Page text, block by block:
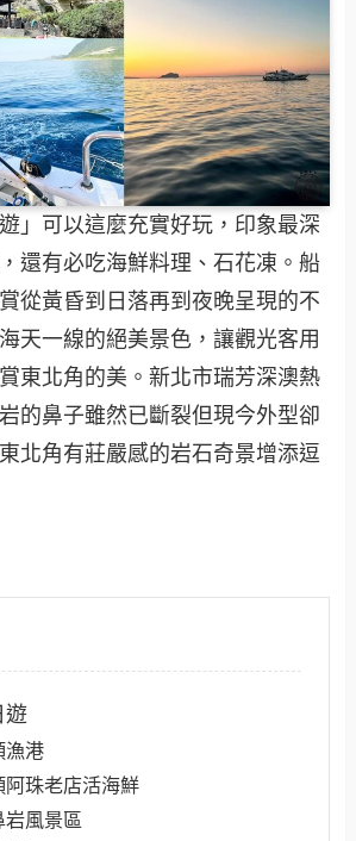
」可以這麼充實好玩，印象最深
還有必吃海鮮料理、石花凍。船
從黃昏到日落再到夜晚呈現的不
天一線的絕美景色，讓觀光客用
東北角的美。新北市瑞芳深澳熱
的鼻子雖然已斷裂但現今外型卻
北角有莊嚴感的岩石奇景增添逗
遊
漁港
阿珠老店活海鮮
岩風景區